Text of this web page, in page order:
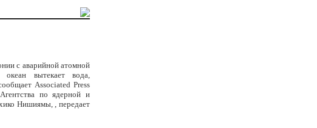
с аварийной атомной
вытекает вода,
Associated Press
по ядерной и
Нишиямы, , передает